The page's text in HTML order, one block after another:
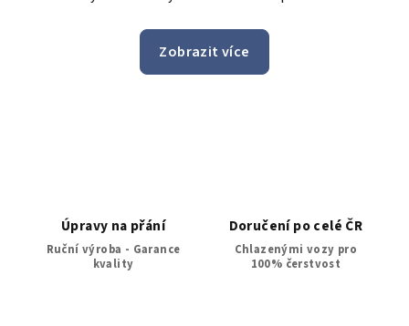
i po uplynuti bezne doby pro objednavky, ktere maji
brzy urcite spolu udelame nekomu dalsimu radost.
Zobrazit více
Úpravy na přání
Ruční výroba - Garance
kvality
Doručení po celé ČR
Chlazenými vozy pro
100% čerstvost